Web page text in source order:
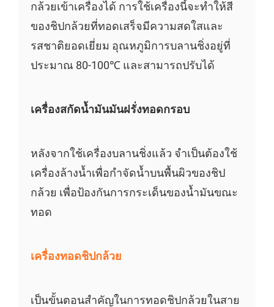
กล้วยเข้าเครื่องได้ การใช้เครื่องนี้จะทำให้สี
ของชิปกล้วยที่ทอดเสร็จมีความสดใสและ
รสชาติยอดเยี่ยม อุณหภูมิการบลานชิ่งอยู่ที่
ประมาณ 80-100℃ และสามารถปรับได้
เครื่องสกัดน้ำมันมันฝรั่งทอดกรอบ
หลังจากใช้เครื่องบลานชิ่งแล้ว จำเป็นต้องใช้
เครื่องล้างน้ำเพื่อกำจัดน้ำบนพื้นผิวของชิป
กล้วย เพื่อป้องกันการกระเด็นของน้ำมันขณะ
ทอด
เครื่องทอดชิปกล้วย
เป็นขั้นตอนสำคัญในการทอดชิปกล้วยในสาย